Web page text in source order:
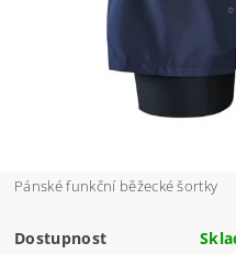
Pánské funkční běžecké šortky
Dostupnost